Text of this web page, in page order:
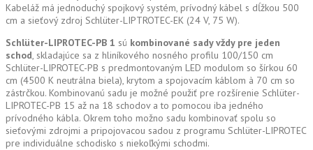
Kabeláž má jednoduchý spojkový systém, prívodný kábel s dĺžkou 500
cm a sieťový zdroj Schlüter-LIPTROTEC-EK (24 V, 75 W).
Schlüter-LIPROTEC-PB 1 sú kombinované sady vždy pre jeden
schod , skladajúce sa z hliníkového nosného profilu 100/150 cm
Schlüter-LIPROTEC-PB s predmontovaným LED modulom so šírkou 60
cm (4500 K neutrálna biela), krytom a spojovacím káblom à 70 cm so
zástrčkou. Kombinovanú sadu je možné použiť pre rozšírenie Schlüter-
LIPROTEC-PB 15 až na 18 schodov a to pomocou iba jedného
prívodného kábla. Okrem toho možno sadu kombinovať spolu so
sieťovými zdrojmi a pripojovacou sadou z programu Schlüter-LIPROTEC
pre individuálne schodisko s niekoľkými schodmi.